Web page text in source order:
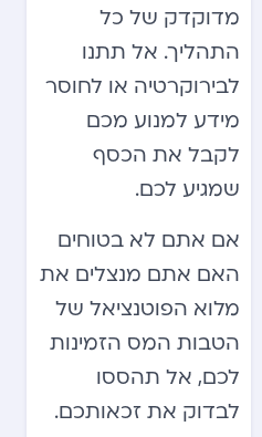
מדוקדק של כל
התהליך. אל תתנו
לבירוקרטיה או לחוסר
מידע למנוע מכם
לקבל את הכסף
שמגיע לכם.
אם אתם לא בטוחים
האם אתם מנצלים את
מלוא הפוטנציאל של
הטבות המס הזמינות
לכם, אל תהססו
לבדוק את זכאותכם.